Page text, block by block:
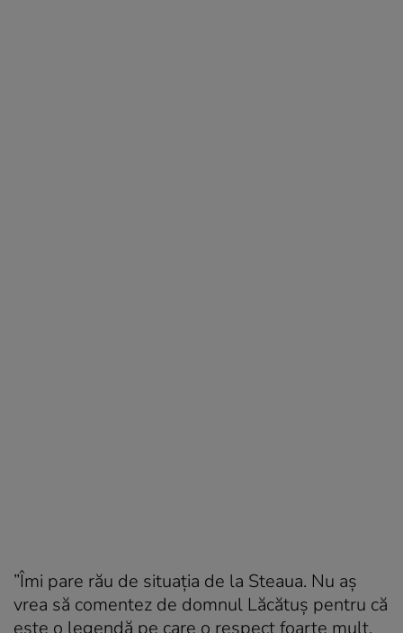
”Îmi pare rău de situația de la Steaua. Nu aș
vrea să comentez de domnul Lăcătuș pentru că
este o legendă pe care o respect foarte mult.